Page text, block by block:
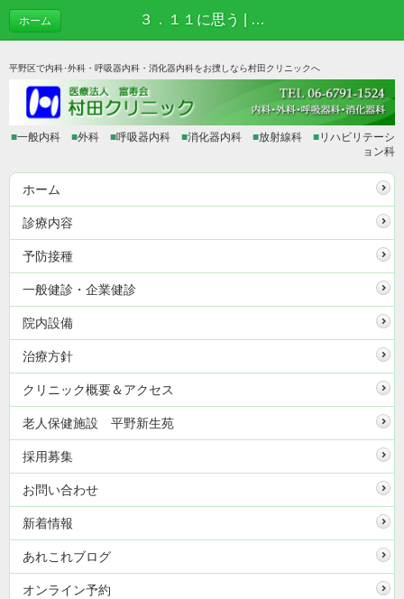
３．１１に思う | あれこれブログ
ホーム
平野区で内科･外科・呼吸器内科・消化器内科をお捜しなら村田クリニックへ
■一般内科 ■外科 ■呼吸器内科 ■消化器内科 ■放射線科 ■リハビリテーシ
ョン科
ホーム
診療内容
予防接種
一般健診・企業健診
院内設備
治療方針
クリニック概要＆アクセス
老人保健施設 平野新生苑
採用募集
お問い合わせ
新着情報
あれこれブログ
オンライン予約